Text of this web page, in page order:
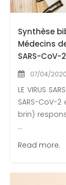
Synthèse
Médecins
SARS-CoV-2
07/04/2020
LE VIRUS
SARS-CoV-
brin)
...
Read more.